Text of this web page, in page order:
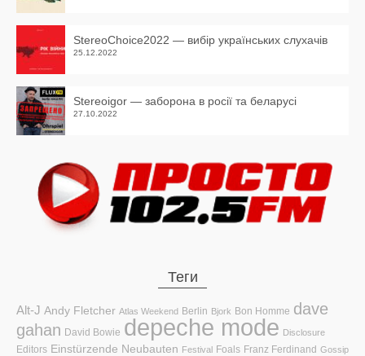
StereoChoice2022 — вибір українських слухачів
25.12.2022
Stereoigor — заборона в росії та беларусі
27.10.2022
Теги
Alt-J Andy Fletcher Atlas Weekend Berlin Bjork Bon Homme dave
gahan David Bowie depeche mode Disclosure
Editors Einstürzende Neubauten Festival Foals Franz Ferdinand Gossip